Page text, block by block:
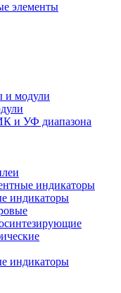
элементы
и модули
и УФ диапазона
индикаторы
индикаторы
индикаторы